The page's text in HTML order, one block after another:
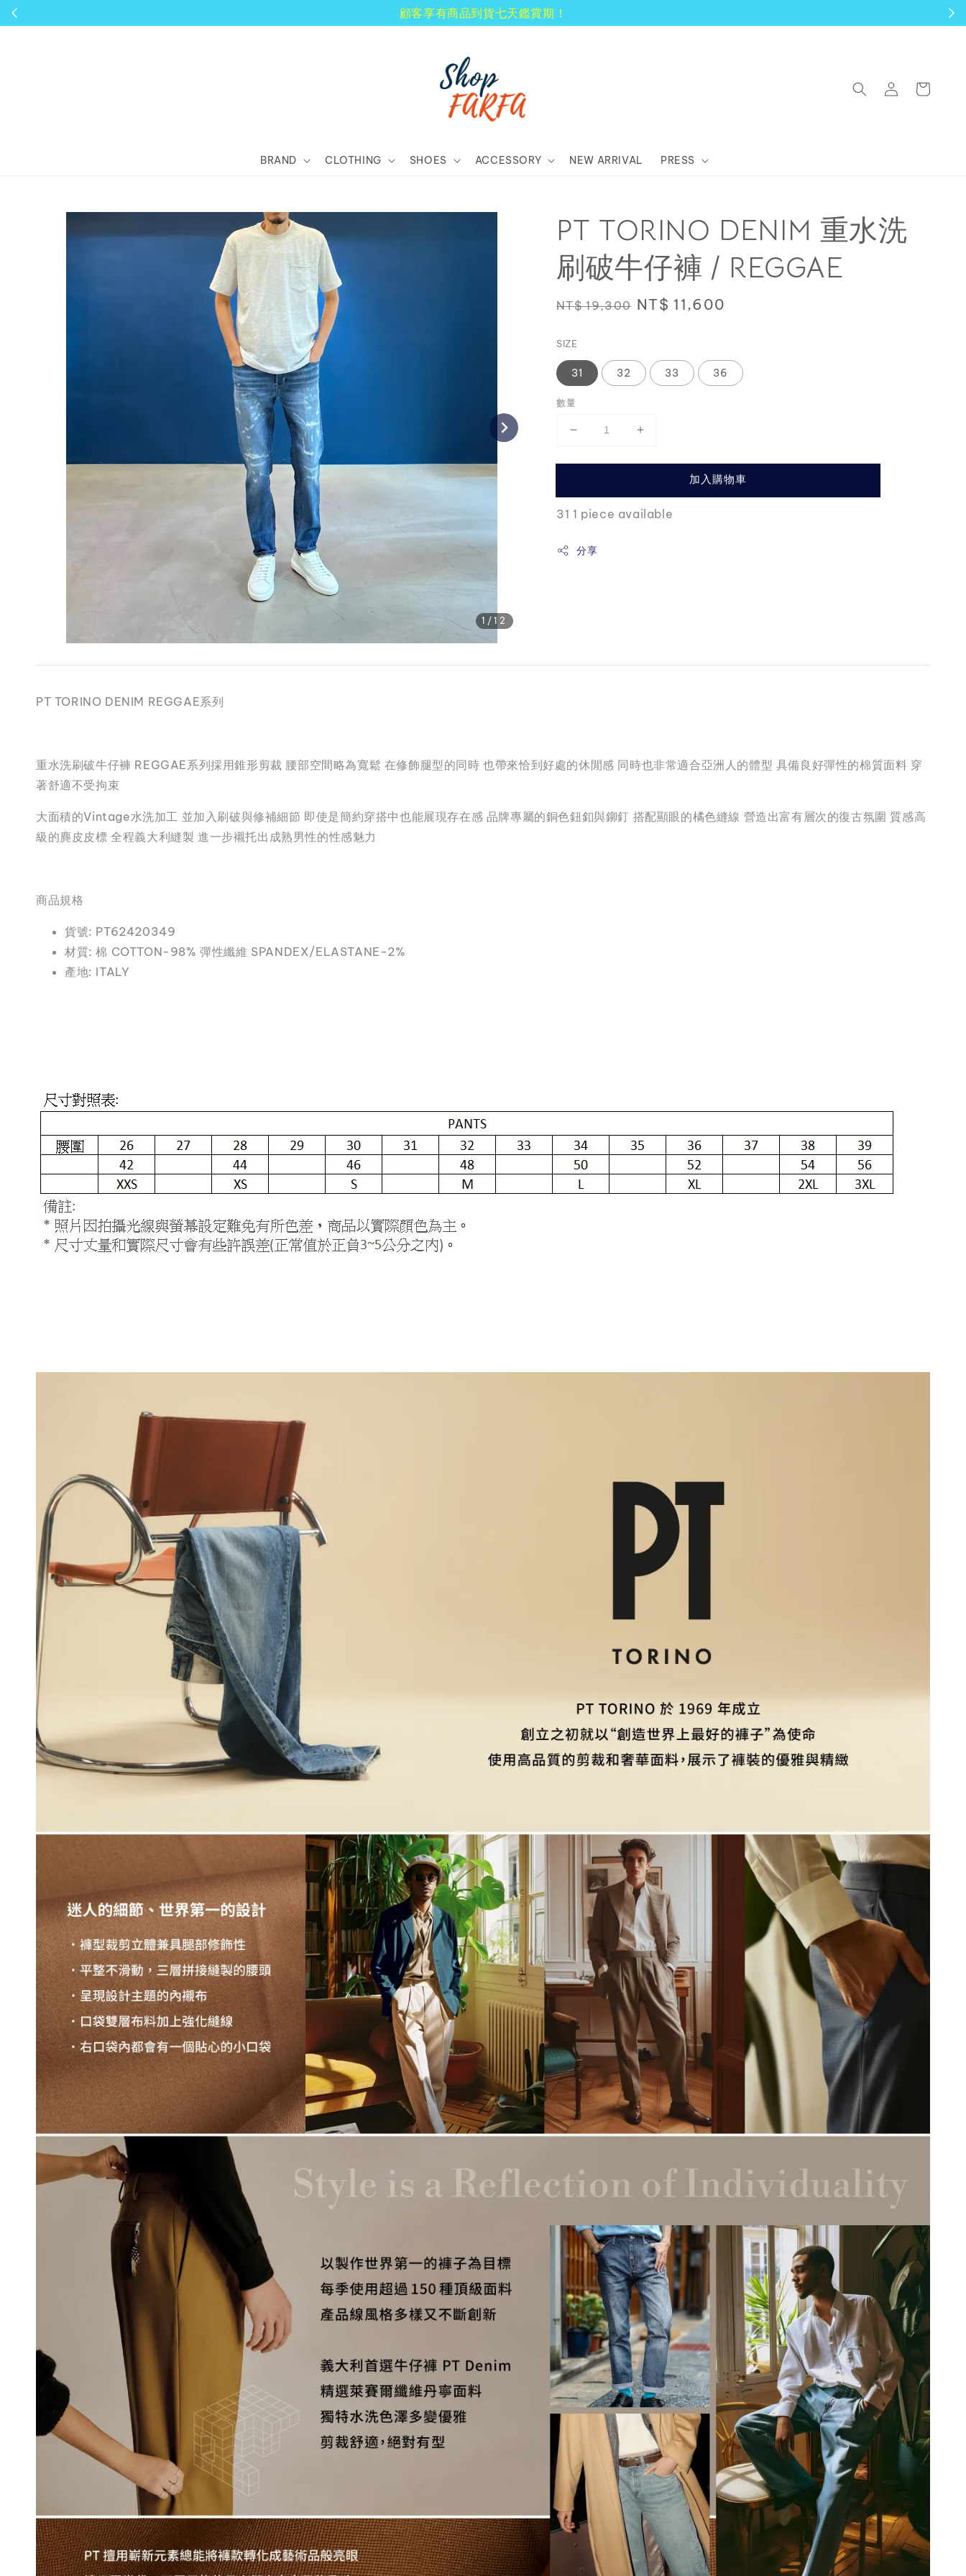
顧客享有商品到貨七天鑑賞期！
BRAND CLOTHING SHOES ACCESSORY NEW ARRIVAL PRESS
1 /12
PT TORINO DENIM 重水洗
刷破牛仔褲 / REGGAE
Regular
NT$ 19,300 Sale
NT$ 11,600
SIZE
31 32 33 36
數量
加入購物車
31 1 piece available
分享
PT TORINO DENIM REGGAE系列
重水洗刷破牛仔褲 REGGAE系列採用錐形剪裁 腰部空間略為寬鬆 在修飾腿型的同時 也帶來恰到好處的休閒感 同時也非常適合亞洲人的體型 具備良好彈性的棉質面料 穿
著舒適不受拘束
大面積的Vintage水洗加工 並加入刷破與修補細節 即使是簡約穿搭中也能展現存在感 品牌專屬的銅色鈕釦與鉚釘 搭配顯眼的橘色縫線 營造出富有層次的復古氛圍 質感高
級的麂皮皮標 全程義大利縫製 進一步襯托出成熟男性的性感魅力
商品規格
貨號: PT62420349
材質: 棉 COTTON-98% 彈性纖維 SPANDEX/ELASTANE-2%
產地: ITALY